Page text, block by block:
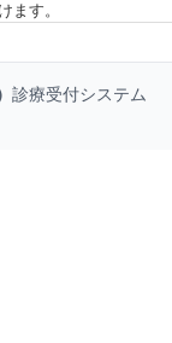
ます。
診療受付システム